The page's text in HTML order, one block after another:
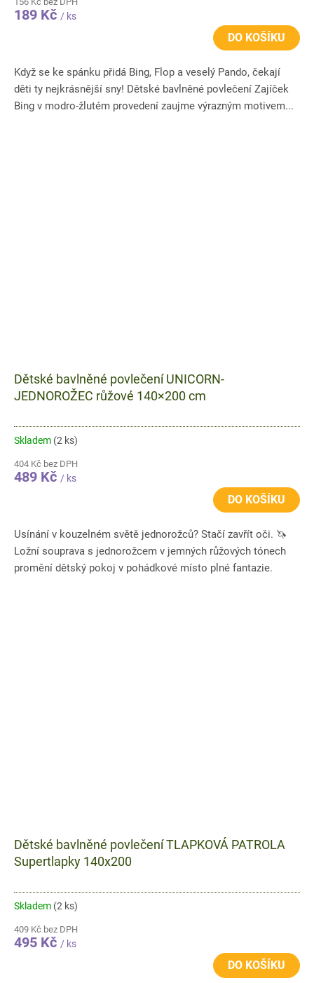
189 Kč / ks
DO KOŠÍKU
Když se ke spánku přidá Bing, Flop a veselý Pando, čekají
děti ty nejkrásnější sny! Dětské bavlněné povlečení Zajíček
Bing v modro-žlutém provedení zaujme výrazným motivem...
Dětské bavlněné povlečení UNICORN-
JEDNOROŽEC růžové 140×200 cm
Skladem (2 ks)
404 Kč bez DPH
489 Kč / ks
DO KOŠÍKU
Usínání v kouzelném světě jednorožců? Stačí zavřít oči. 🦄
Ložní souprava s jednorožcem v jemných růžových tónech
promění dětský pokoj v pohádkové místo plné fantazie.
Dětské bavlněné povlečení TLAPKOVÁ PATROLA
Supertlapky 140x200
Skladem (2 ks)
409 Kč bez DPH
495 Kč / ks
DO KOŠÍKU